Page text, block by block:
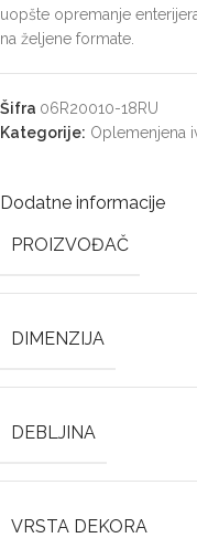
uopšte opremanje
na željene formate.
Šifra 06R20010-18RU
Kategorije: Oplemenjena
Dodatne informacije
PROIZVOĐAČ
DIMENZIJA
DEBLJINA
VRSTA DEKORA